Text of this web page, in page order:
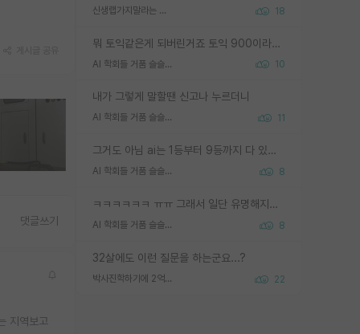
신생랩가지말라는 이유가 있었구나 18
뭐 토익같은게 되버린거죠 토익 900이라고 영어잘하는건 아닙니다만 잘하는사람은 다 900을 넘는 그런
AI 학회들 거품 슬슬 지적이 나오네요 10
내가 그렇게 말할땐 신고나 누르더니
AI 학회들 거품 슬슬 지적이 나오네요 11
그거도 아님 ai는 1등부터 9등까지 다 있음 그거도 없는 사람은 뭐냐 교수가 그냥 못하게 한거 1등급도 교수가 막으면 안됨
AI 학회들 거품 슬슬 지적이 나오네요 8
ㅋㅋㅋㅋㅋㅋ ㅠㅠ 그래서 일단 유명해지는게 중요한거같습니다
AI 학회들 거품 슬슬 지적이 나오네요 8
32살에도 이런 질문을 하는군요...?
박사진학하기에 2억은 괜찮은 (?) 정도의 경제력인가요 22
댓글쓰기
지역보고